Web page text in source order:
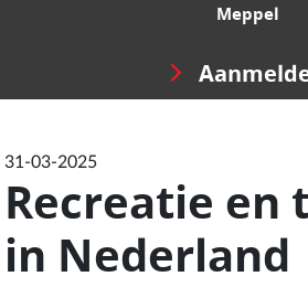
Meppel
31-03-2025
Recreatie en
in Nederland